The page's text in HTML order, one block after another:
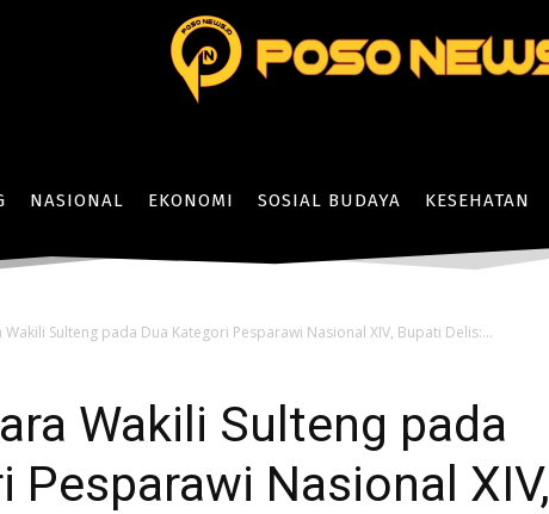
NASIONAL EKONOMI SOSIAL BUDAYA KESEHATAN
Sulteng pada Dua Kategori Pesparawi Nasional XIV, Bupati Delis:...
Wakili Sulteng pada
Pesparawi Nasional XIV,